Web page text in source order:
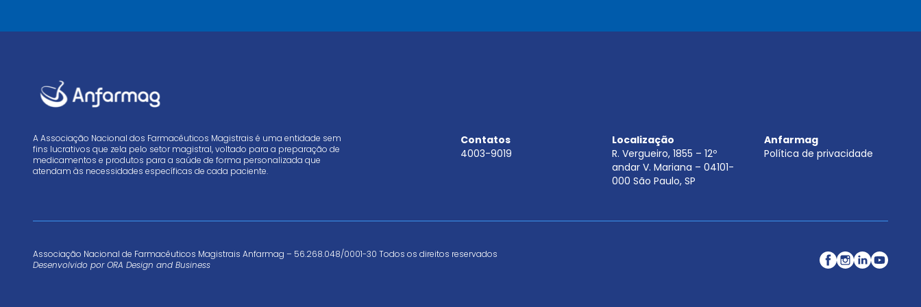
A Associação Nacional dos Farmacêuticos Magistrais é uma entidade sem
fins lucrativos que zela pelo setor magistral, voltado para a preparação de
medicamentos e produtos para a saúde de forma personalizada que
atendam às necessidades específicas de cada paciente.
Contatos
4003-9019
Localização
R. Vergueiro, 1855 – 12º
andar V. Mariana – 04101-
000 São Paulo, SP
Anfarmag
Política de privacidade
Associação Nacional de Farmacêuticos Magistrais Anfarmag – 56.268.048/0001-30 Todos os direitos reservados
Desenvolvido porORA Design and Business